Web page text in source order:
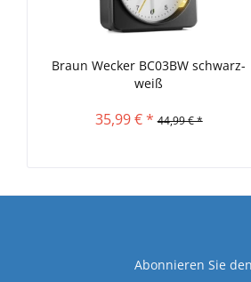
Braun Wecker BC03BW schwarz-
weiß
35,99 € * 44,99 € *
Abonnieren Sie